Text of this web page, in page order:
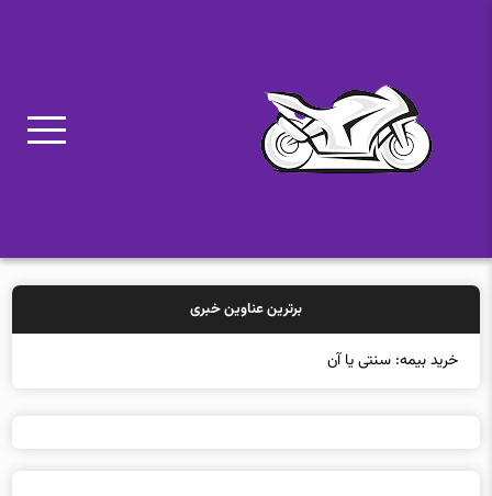
برترین عناوین خبری
خرید بیمه: سنتی یا آنلاین؟ کدامی